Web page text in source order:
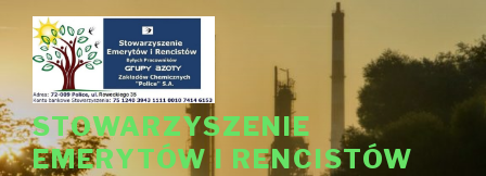
Przejdź
treści
STOWARZYSZENIE
EMERYTÓW I RENCISTÓW